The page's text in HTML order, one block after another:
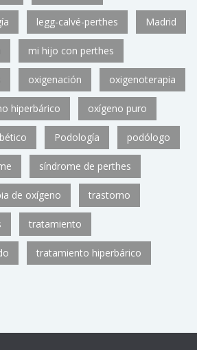
legg-calvé-perthes Madrid
mi hijo con perthes
oxigenación oxigenoterapia
hiperbárico oxígeno puro
Podología podólogo
síndrome de perthes
de oxígeno trastorno
tratamiento
tratamiento hiperbárico